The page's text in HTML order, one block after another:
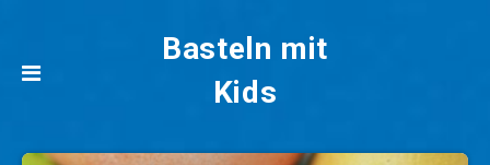
Basteln mit
Kids